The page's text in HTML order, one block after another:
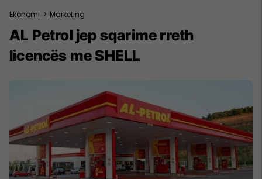
Ekonomi > Marketing
AL Petrol jep sqarime rreth
licencës me SHELL